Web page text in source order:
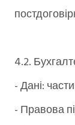
4.2.
- Дані:
- Правова